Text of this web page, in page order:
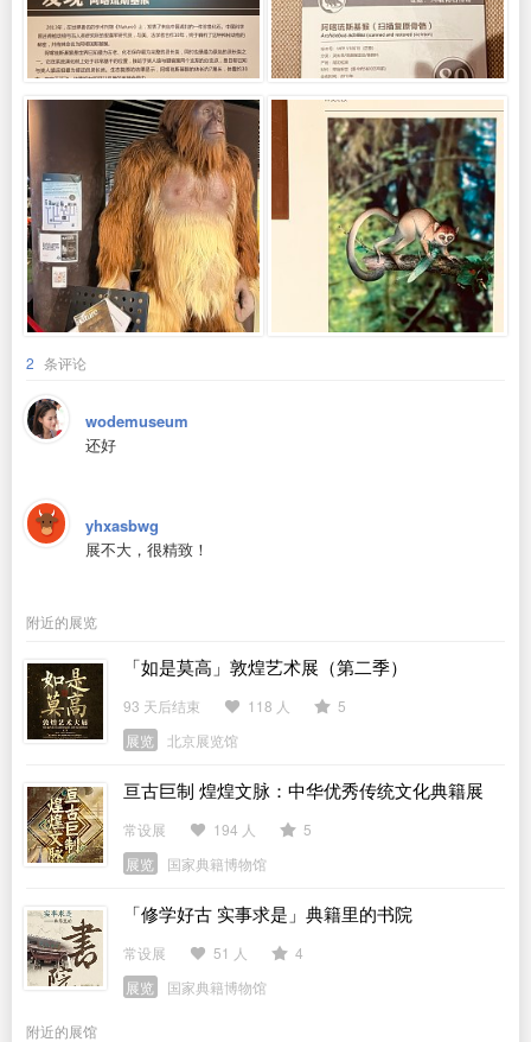
2 条评论
wodemuseum
还好
yhxasbwg
展不大，很精致！
附近的展览
「如是莫高」敦煌艺术展（第二季）
93 天后结束 118 人
5
展览
北京展览馆
亘古巨制 煌煌文脉：中华优秀传统文化典籍展
常设展 194 人
5
展览
国家典籍博物馆
「修学好古 实事求是」典籍里的书院
常设展 51 人
4
展览
国家典籍博物馆
附近的展馆